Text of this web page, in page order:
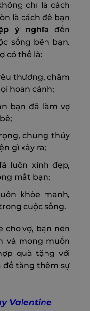
chỉ là cách
là cách để bạn
ý nghĩa đến
sống bên bạn.
có thể là:
thương, chăm
hoàn cảnh;
bạn đã làm vợ
chung thủy
gì xảy ra;
luôn xinh đẹp,
mắt bạn;
khỏe mạnh,
cuộc sống.
cho vợ, bạn nên
và mong muốn
quà tặng với
để tăng thêm sự
Valentine